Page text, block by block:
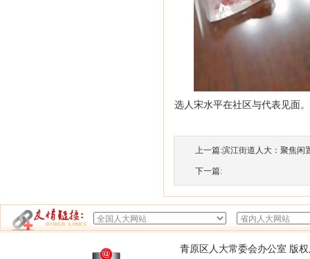
选人宋水平在社区与代表见面。
上一篇:滨江街道人大：聚焦闲
下一篇:
青原区人大常委会办公室 版